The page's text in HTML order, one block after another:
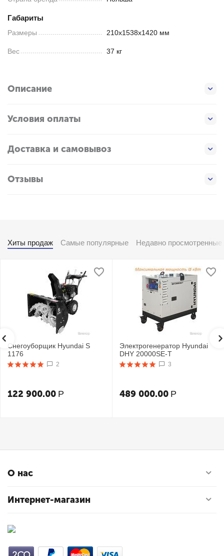
Габариты
Размеры 210х1538х1420 мм
Вес 37 кг
Описание
Условия оплаты
Доставка и самовывоз
Отзывы
Хиты продаж Самые популярные Недавно просмотренные
Снегоуборщик Hyundai S
1176
2
122 900.00 Р
Электрогенератор Hyundai
DHY 20000SE-T
3
489 000.00 Р
О нас
Интернет-магазин